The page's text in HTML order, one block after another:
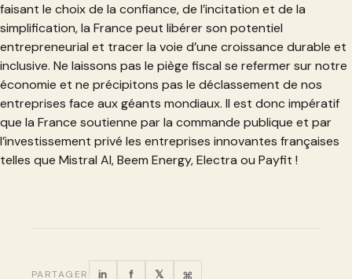
faisant le choix de la confiance, de l’incitation et de la
simplification, la France peut libérer son potentiel
entrepreneurial et tracer la voie d’une croissance durable et
inclusive. Ne laissons pas le piège fiscal se refermer sur notre
économie et ne précipitons pas le déclassement de nos
entreprises face aux géants mondiaux. Il est donc impératif
que la France soutienne par la commande publique et par
l’investissement privé les entreprises innovantes françaises
telles que Mistral AI, Beem Energy, Electra ou Payfit !
PARTAGER in f 𝕏 ⌘